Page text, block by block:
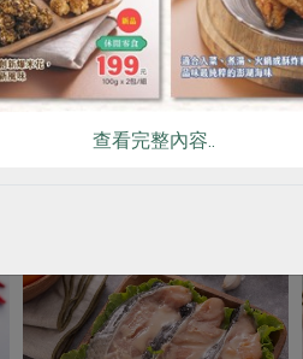
正鑫水產加工有限公司
虱目魚丸(無添加磷酸鹽)
500公克
冷凍查看完整內容..